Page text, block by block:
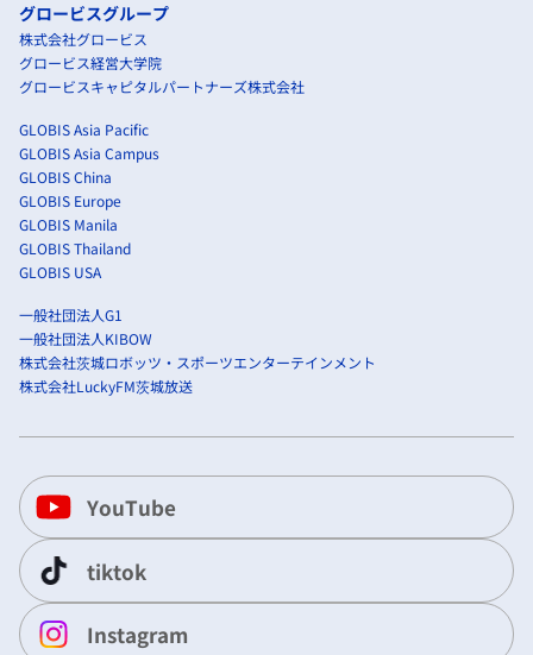
グロービスグループ
株式会社グロービス
グロービス経営大学院
グロービスキャピタルパートナーズ株式会社
GLOBIS Asia Pacific
GLOBIS Asia Campus
GLOBIS China
GLOBIS Europe
GLOBIS Manila
GLOBIS Thailand
GLOBIS USA
一般社団法人G1
一般社団法人KIBOW
株式会社茨城ロボッツ・スポーツエンターテインメント
株式会社LuckyFM茨城放送
YouTube
tiktok
Instagram